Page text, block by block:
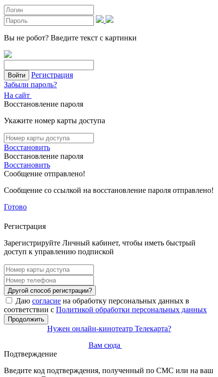
Вы не робот? Введите текст с картинки
Войти
Регистрация
Забыли пароль?
На сайт
Восстановление пароля
Укажите номер карты доступа
Восстановить
Восстановление пароля
Восстановить
Сообщение отправлено!
Сообщение со ссылкой на восстановление пароля отправлено!
Готово
Регистрация
Зарегистрируйте Личный кабинет, чтобы иметь быстрый
доступ к управлению подпиской
Другой способ регистрации?
Даю согласие на обработку персональных данных в
соответствии с Политикой обработки персональных данных
Продолжить
Нужен онлайн-кинотеатр Телекарта?
Вам сюда
Подтверждение
Введите код подтверждения, полученный по СМС или на ваш